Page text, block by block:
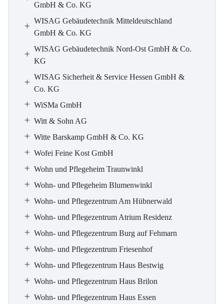
GmbH & Co. KG
WISAG Gebäudetechnik Mitteldeutschland
GmbH & Co. KG
WISAG Gebäudetechnik Nord-Ost GmbH & Co.
KG
WISAG Sicherheit & Service Hessen GmbH &
Co. KG
WiSMa GmbH
Witt & Sohn AG
Witte Barskamp GmbH & Co. KG
Wofei Feine Kost GmbH
Wohn und Pflegeheim Traunwinkl
Wohn- und Pflegeheim Blumenwinkl
Wohn- und Pflegezentrum Am Hübnerwald
Wohn- und Pflegezentrum Atrium Residenz
Wohn- und Pflegezentrum Burg auf Fehmarn
Wohn- und Pflegezentrum Friesenhof
Wohn- und Pflegezentrum Haus Bestwig
Wohn- und Pflegezentrum Haus Brilon
Wohn- und Pflegezentrum Haus Essen